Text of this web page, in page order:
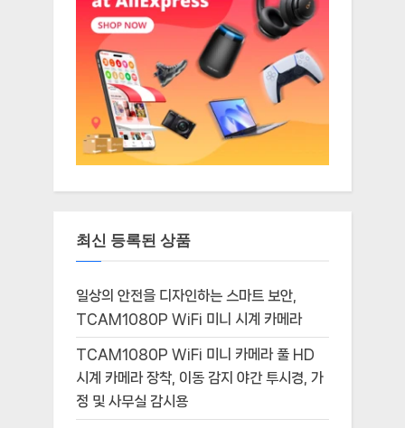
최신 등록된 상품
일상의 안전을 디자인하는 스마트 보안,
TCAM1080P WiFi 미니 시계 카메라
TCAM1080P WiFi 미니 카메라 풀 HD
시계 카메라 장착, 이동 감지 야간 투시경, 가
정 및 사무실 감시용